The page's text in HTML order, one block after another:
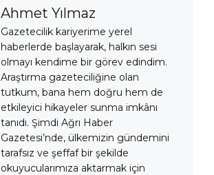
Ahmet Yılmaz
Gazetecilik kariyerime yerel
haberlerde başlayarak, halkın sesi
olmayı kendime bir görev edindim.
Araştırma gazeteciliğine olan
tutkum, bana hem doğru hem de
etkileyici hikayeler sunma imkânı
tanıdı. Şimdi Ağrı Haber
Gazetesi’nde, ülkemizin gündemini
tarafsız ve şeffaf bir şekilde
okuyucularımıza aktarmak için